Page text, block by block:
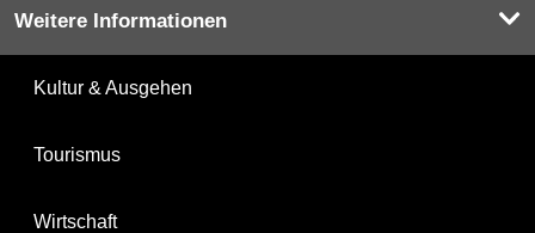
Weitere Informationen
Kultur & Ausgehen
Tourismus
Wirtschaft